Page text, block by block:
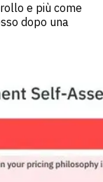
e più come
dopo una